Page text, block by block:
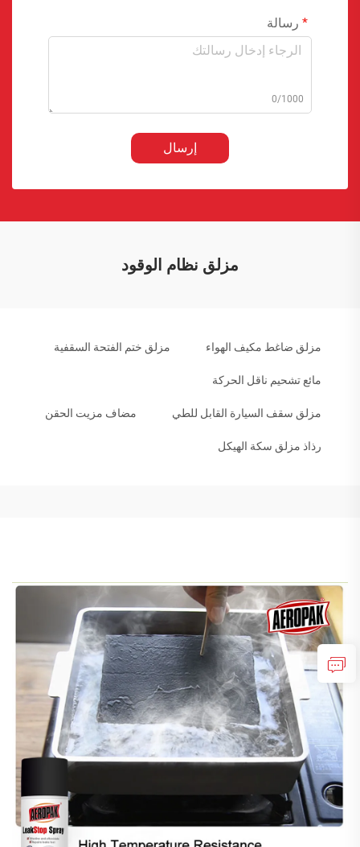
رسالة
0/1000
إرسال
مزلق نظام الوقود
مزلق ضاغط مكيف الهواء مزلق ختم الفتحة السقفية
مائع تشحيم ناقل الحركة
مزلق سقف السيارة القابل للطي مضاف مزيت الحقن
رذاذ مزلق سكة الهيكل